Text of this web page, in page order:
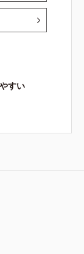
すい